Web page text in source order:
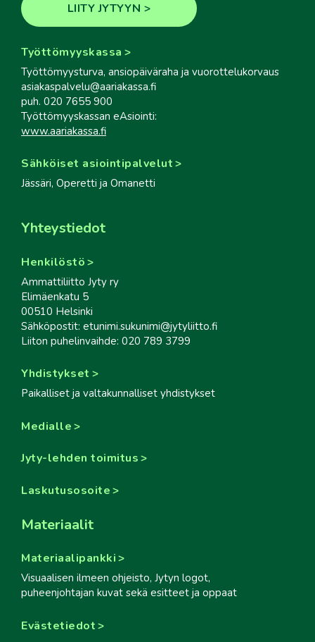
LIITY JYTYYN
Työttömyyskassa
Työttömyysturva, ansiopäiväraha ja vuorottelukorvaus
asiakaspalvelu@aariakassa.fi
puh. 020 7655 900
Työttömyyskassan eAsiointi:
www.aariakassa.fi
Sähköiset asiointipalvelut
Jässäri, Operetti ja Omanetti
Yhteystiedot
Henkilöstö
Ammattiliitto Jyty ry
Elimäenkatu 5
00510 Helsinki
Sähköpostit: etunimi.sukunimi@jytyliitto.fi
Liiton puhelinvaihde: 020 789 3799
Yhdistykset
Paikalliset ja valtakunnalliset yhdistykset
Medialle
Jyty-lehden toimitus
Laskutusosoite
Materiaalit
Materiaalipankki
Visuaalisen ilmeen ohjeisto, Jytyn logot,
puheenjohtajan kuvat sekä esitteet ja oppaat
Evästetiedot